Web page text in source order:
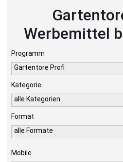
Werbemittel
Programm
Gartentore Profi
Kategorie
alle Kategorien
Format
alle Formate
Mobile